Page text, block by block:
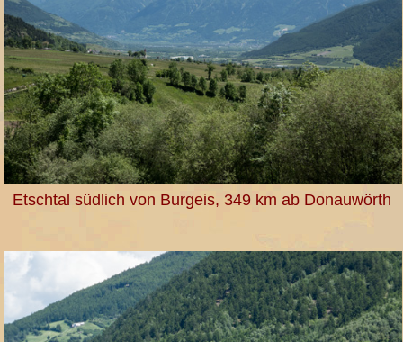
Etschtal südlich von Burgeis, 349 km ab Donauwörth